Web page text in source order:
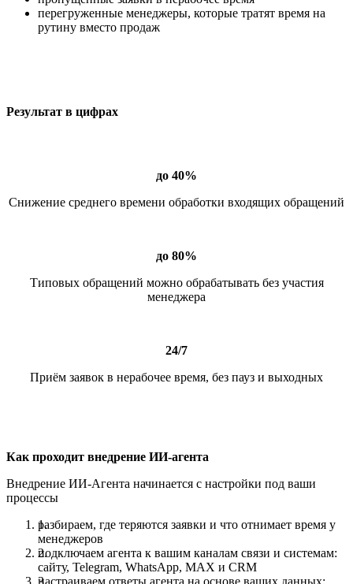
перегруженные менеджеры, которые тратят время на
рутину вместо продаж
Результат в цифрах
до 40%
Снижение среднего времени обработки входящих обращений
до 80%
Типовых обращений можно обрабатывать без участия
менеджера
24/7
Приём заявок в нерабочее время, без пауз и выходных
Как проходит внедрение ИИ-агента
Внедрение ИИ-Агента начинается с настройки под ваши
процессы
разбираем, где теряются заявки и что отнимает время у
менеджеров
подключаем агента к вашим каналам связи и системам:
сайту, Telegram, WhatsApp, MAX и CRM